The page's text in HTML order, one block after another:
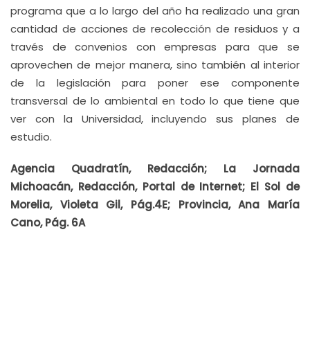
programa que a lo largo del año ha realizado una gran
cantidad de acciones de recolección de residuos y a
través de convenios con empresas para que se
aprovechen de mejor manera, sino también al interior
de la legislación para poner ese componente
transversal de lo ambiental en todo lo que tiene que
ver con la Universidad, incluyendo sus planes de
estudio.
Agencia Quadratín, Redacción; La Jornada
Michoacán, Redacción, Portal de Internet; El Sol de
Morelia, Violeta Gil, Pág.4E; Provincia, Ana María
Cano, Pág. 6A